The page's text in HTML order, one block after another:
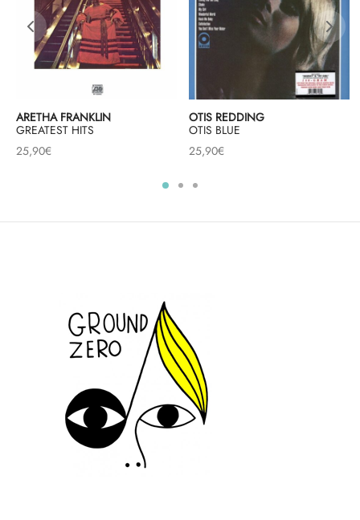
ARETHA FRANKLIN
GREATEST HITS
25,90€
OTIS REDDING
OTIS BLUE
25,90€